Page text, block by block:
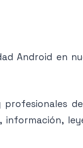
Android en